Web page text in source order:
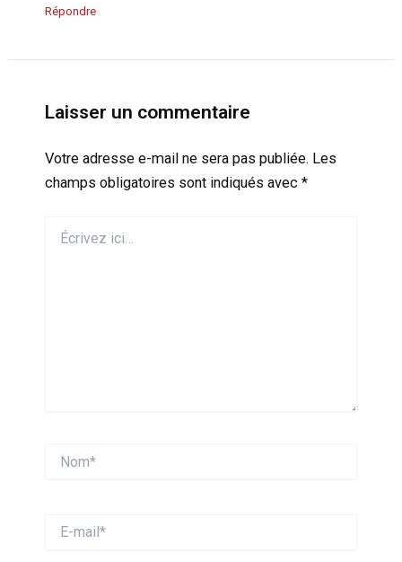
Répondre
Laisser un commentaire
Votre adresse e-mail ne sera pas publiée. Les
champs obligatoires sont indiqués avec *
ici…
mail*